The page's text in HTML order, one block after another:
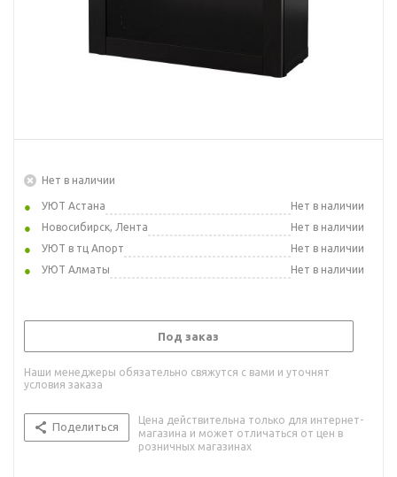
Нет в наличии
УЮТ Астана
Нет в наличии
Новосибирск, Лента
Нет в наличии
УЮТ в тц Апорт
Нет в наличии
УЮТ Алматы
Нет в наличии
Под заказ
Наши менеджеры обязательно свяжутся с вами и уточнят
условия заказа
Поделиться
Цена действительна только для интернет-
магазина и может отличаться от цен в
розничных магазинах